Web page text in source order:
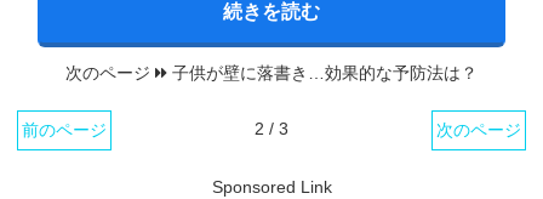
続きを読む
次のページ 子供が壁に落書き…効果的な予防法は？
前のページ 2 / 3 次のページ
Sponsored Link